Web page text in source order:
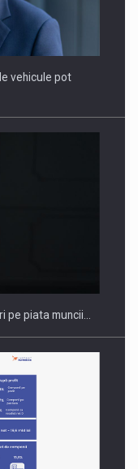
TECHNOLOGY FOR
ON THE
vehicule pot
pe piata muncii…